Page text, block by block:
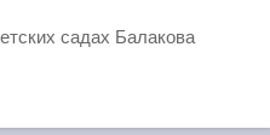
садах Балакова